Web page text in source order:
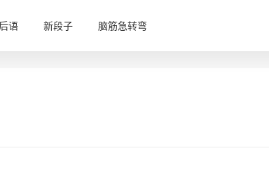
语 新段子 脑筋急转弯